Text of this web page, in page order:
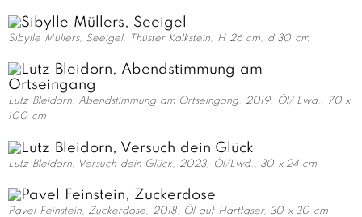
Sibylle Müllers, Seeigel, Thüster Kalkstein, H 26 cm, d 30 cm
Lutz Bleidorn, Abendstimmung am Ortseingang, 2019, Öl/ Lwd., 70 x
100 cm
Lutz Bleidorn, Versuch dein Glück, 2023, Öl/Lwd., 30 x 24 cm
Pavel Feinstein, Zuckerdose, 2018, Öl auf Hartfaser, 30 x 30 cm